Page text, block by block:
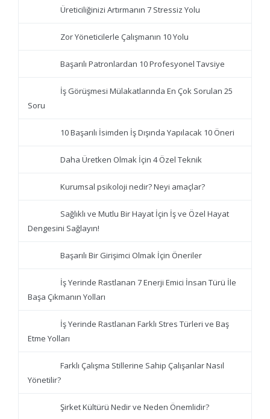
Üreticiliğinizi Artırmanın 7 Stressiz Yolu
Zor Yöneticilerle Çalışmanın 10 Yolu
Başarılı Patronlardan 10 Profesyonel Tavsiye
İş Görüşmesi Mülakatlarında En Çok Sorulan 25
Soru
10 Başarılı İsimden İş Dışında Yapılacak 10 Öneri
Daha Üretken Olmak İçin 4 Özel Teknik
Kurumsal psikoloji nedir? Neyi amaçlar?
Sağlıklı ve Mutlu Bir Hayat İçin İş ve Özel Hayat
Dengesini Sağlayın!
Başarılı Bir Girişimci Olmak İçin Öneriler
İş Yerinde Rastlanan 7 Enerji Emici İnsan Türü İle
Başa Çıkmanın Yolları
İş Yerinde Rastlanan Farklı Stres Türleri ve Baş
Etme Yolları
Farklı Çalışma Stillerine Sahip Çalışanlar Nasıl
Yönetilir?
Şirket Kültürü Nedir ve Neden Önemlidir?